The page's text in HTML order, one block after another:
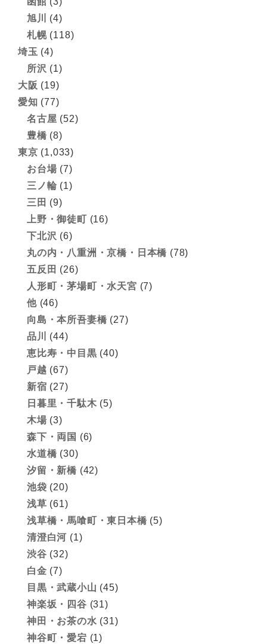
旭川
(4)
札幌(118)
埼玉 (4)
所沢 (1)
大阪 (19)
愛知 (77)
名古屋 (52)
豊橋 (8)
東京 (1,033)
お台場 (7)
三ノ輪 (1)
三田 (9)
上野・御徒町 (16)
下北沢 (6)
丸の内・八重洲・京橋・日本橋 (78)
五反田 (26)
人形町・茅場町・水天宮 (7)
他(46)
向島・本所吾妻橋 (27)
品川
(44)
恵比寿・中目黒 (40)
戸越 (67)
新宿 (27)
日暮里・千駄木 (5)
木場 (3)
森下・両国 (6)
水道橋 (30)
汐留・新橋 (42)
池袋 (20)
浅草 (61)
浅草橋・馬喰町・東日本橋 (5)
清澄白河 (1)
渋谷 (32)
白金 (7)
目黒・武蔵小山 (45)
神楽坂・四谷 (31)
神田・お茶の水 (31)
神谷町・愛宕 (1)